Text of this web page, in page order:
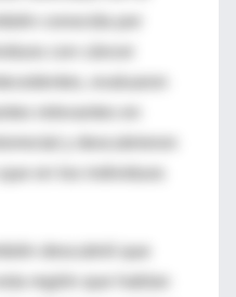
región que habían